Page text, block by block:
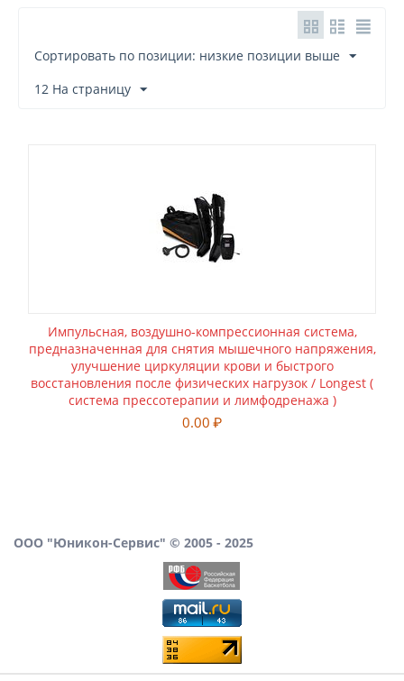
Сортировать по позиции: низкие позиции выше
12 На страницу
Импульсная, воздушно-компрессионная система,
предназначенная для снятия мышечного напряжения,
улучшение циркуляции крови и быстрого
восстановления после физических нагрузок / Longest (
система прессотерапии и лимфодренажа )
0.00 ₽
ООО "Юникон-Сервис" © 2005 - 2025